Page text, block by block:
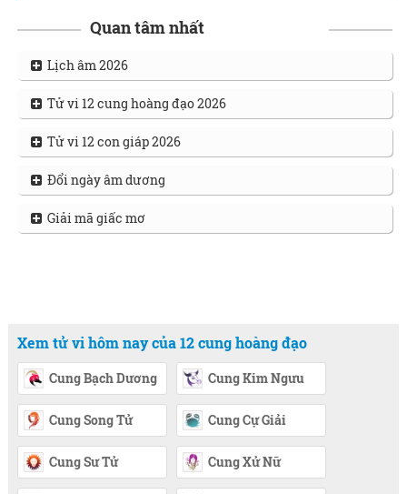
Quan tâm nhất
Lịch âm 2026
Tử vi 12 cung hoàng đạo 2026
Tử vi 12 con giáp 2026
Đổi ngày âm dương
Giải mã giấc mơ
Xem tử vi hôm nay của 12 cung hoàng đạo
Cung Bạch Dương Cung Kim Ngưu
Cung Song Tử Cung Cự Giải
Cung Sư Tử Cung Xử Nữ